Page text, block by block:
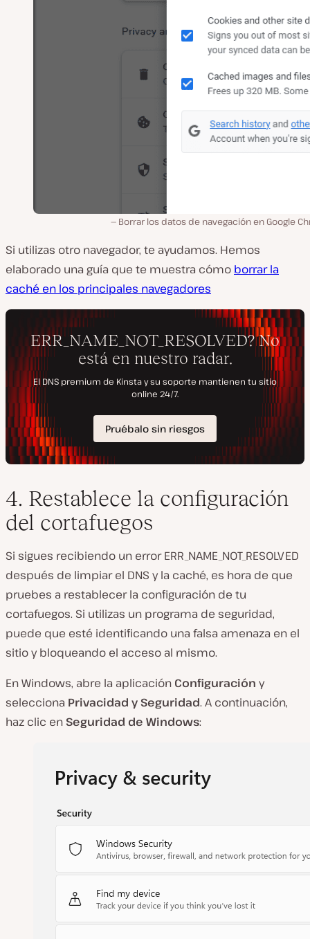
Borrar los datos de navegación en Google
Si utilizas otro navegador, te ayudamos. Hemos
elaborado una guía que te muestra cómo borrar la
caché en los principales navegadores
4. Restablece la configuración
del cortafuegos
Si sigues recibiendo un error ERR_NAME_NOT_RESOLVED
después de limpiar el DNS y la caché, es hora de que
pruebes a restablecer la configuración de tu
cortafuegos. Si utilizas un programa de seguridad,
puede que esté identificando una falsa amenaza en el
sitio y bloqueando el acceso al mismo.
En Windows, abre la aplicación Configuración y
selecciona Privacidad y Seguridad. A continuación,
haz clic en Seguridad de Windows: